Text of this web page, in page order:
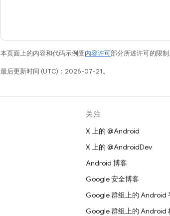
本页面上的内容和代码示例受内容许可部分所述许可的限
最后更新时间 (UTC)：2026-07-21。
关注
X 上的 @Android
X 上的 @AndroidDev
Android 博客
Google 安全博客
Google 群组上的 Android
Google 群组上的 Android